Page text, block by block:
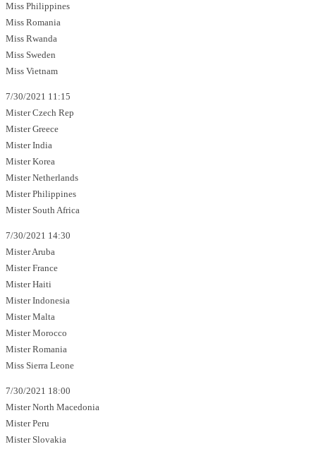
Miss Philippines
Miss Romania
Miss Rwanda
Miss Sweden
Miss Vietnam
7/30/2021 11:15
Mister Czech Rep
Mister Greece
Mister India
Mister Korea
Mister Netherlands
Mister Philippines
Mister South Africa
7/30/2021 14:30
Mister Aruba
Mister France
Mister Haiti
Mister Indonesia
Mister Malta
Mister Morocco
Mister Romania
Miss Sierra Leone
7/30/2021 18:00
Mister North Macedonia
Mister Peru
Mister Slovakia